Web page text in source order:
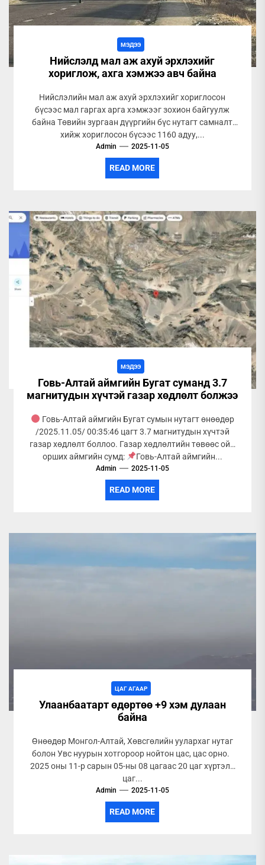
МЭДЭЭ
Нийслэлд мал аж ахуй эрхлэхийг
хориглож, ахга хэмжээ авч байна
Нийслэлийн мал аж ахуй эрхлэхийг хориглосон
бүсээс мал гаргах арга хэмжээг зохион байгуулж
байна Төвийн зургаан дүүргийн бүс нутагт самналт
хийж хориглосон бүсээс 1160 адуу,...
Admin 2025-11-05
READ MORE
МЭДЭЭ
Говь-Алтай аймгийн Бугат суманд 3.7
магнитудын хүчтэй газар хөдлөлт болжээ
Говь-Алтай аймгийн Бугат сумын нутагт өнөөдөр
/2025.11.05/ 00:35:46 цагт 3.7 магнитудын хүчтэй
газар хөдлөлт боллоо. Газар хөдлөлтийн төвөөс ойр
орших аймгийн сумд:
Говь-Алтай аймгийн...
Admin 2025-11-05
READ MORE
ЦАГ АГААР
Улаанбаатарт өдөртөө +9 хэм дулаан
байна
Өнөөдөр Монгол-Алтай, Хөвсгөлийн уулархаг нутаг
болон Увс нуурын хотгороор нойтон цас, цас орно.
2025 оны 11-р сарын 05-ны 08 цагаас 20 цаг хүртэлх
цаг...
Admin 2025-11-05
READ MORE